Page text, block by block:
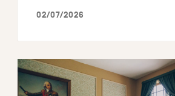
02/07/2026